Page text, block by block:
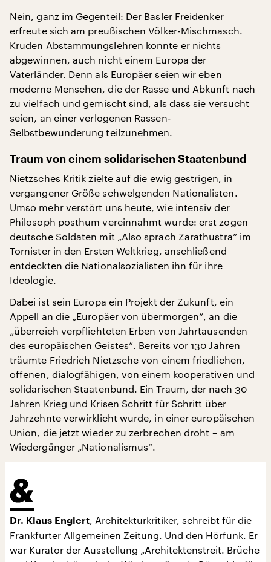
Nein, ganz im Gegenteil: Der Basler Freidenker
erfreute sich am preußischen Völker-Mischmasch.
Kruden Abstammungslehren konnte er nichts
abgewinnen, auch nicht einem Europa der
Vaterländer. Denn als Europäer seien wir eben
moderne Menschen, die der Rasse und Abkunft nach
zu vielfach und gemischt sind, als dass sie versucht
seien, an einer verlogenen Rassen-
Selbstbewunderung teilzunehmen.
Traum von einem solidarischen Staatenbund
Nietzsches Kritik zielte auf die ewig gestrigen, in
vergangener Größe schwelgenden Nationalisten.
Umso mehr verstört uns heute, wie intensiv der
Philosoph posthum vereinnahmt wurde: erst zogen
deutsche Soldaten mit „Also sprach Zarathustra“ im
Tornister in den Ersten Weltkrieg, anschließend
entdeckten die Nationalsozialisten ihn für ihre
Ideologie.
Dabei ist sein Europa ein Projekt der Zukunft, ein
Appell an die „Europäer von übermorgen“, an die
„überreich verpflichteten Erben von Jahrtausenden
des europäischen Geistes“. Bereits vor 130 Jahren
träumte Friedrich Nietzsche von einem friedlichen,
offenen, dialogfähigen, von einem kooperativen und
solidarischen Staatenbund. Ein Traum, der nach 30
Jahren Krieg und Krisen Schritt für Schritt über
Jahrzehnte verwirklicht wurde, in einer europäischen
Union, die jetzt wieder zu zerbrechen droht – am
Wiedergänger „Nationalismus“.
Dr. Klaus Englert, Architekturkritiker, schreibt für die
Frankfurter Allgemeinen Zeitung. Und den Hörfunk. Er
war Kurator der Ausstellung „Architektenstreit. Brüche